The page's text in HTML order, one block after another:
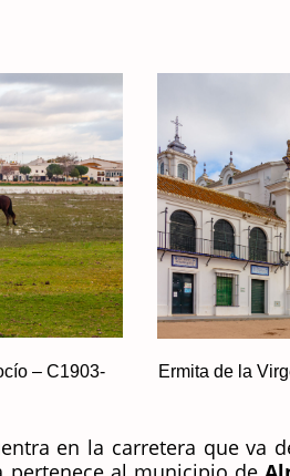
– C1903-
Ermita de la
en la carretera que va